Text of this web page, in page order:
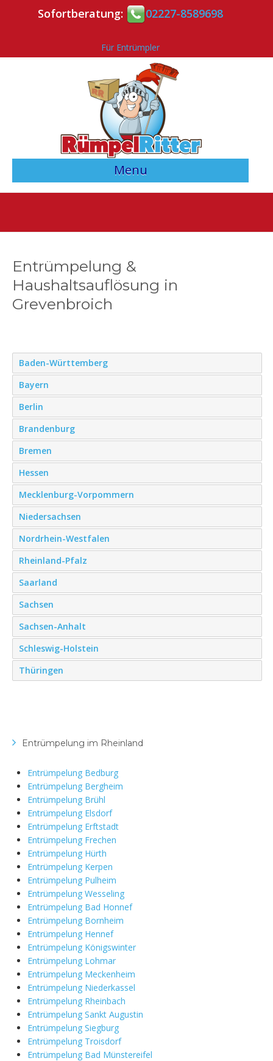
Sofortberatung: 02227-8589698
Für Entrümpler
Menu
> Angebotsvergleich starten <
Entrümpelung &
Haushaltsauflösung in
Grevenbroich
Baden-Württemberg
Bayern
Berlin
Brandenburg
Bremen
Hessen
Mecklenburg-Vorpommern
Niedersachsen
Nordrhein-Westfalen
Rheinland-Pfalz
Saarland
Sachsen
Sachsen-Anhalt
Schleswig-Holstein
Thüringen
Entrümpelung im Rheinland
Entrümpelung Bedburg
Entrümpelung Bergheim
Entrümpelung Brühl
Entrümpelung Elsdorf
Entrümpelung Erftstadt
Entrümpelung Frechen
Entrümpelung Hürth
Entrümpelung Kerpen
Entrümpelung Pulheim
Entrümpelung Wesseling
Entrümpelung Bad Honnef
Entrümpelung Bornheim
Entrümpelung Hennef
Entrümpelung Königswinter
Entrümpelung Lohmar
Entrümpelung Meckenheim
Entrümpelung Niederkassel
Entrümpelung Rheinbach
Entrümpelung Sankt Augustin
Entrümpelung Siegburg
Entrümpelung Troisdorf
Entrümpelung Bad Münstereifel